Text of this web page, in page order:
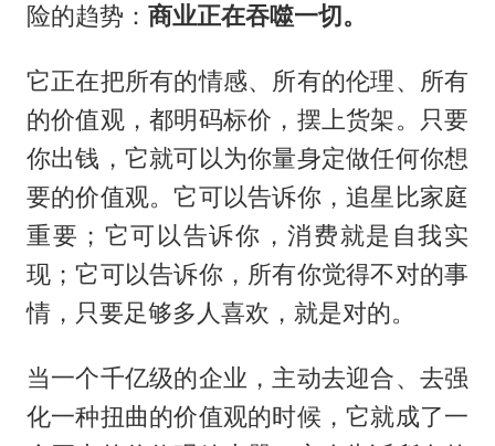
险的趋势： 商业正在吞噬一切。
它正在把所有的情感、所有的伦理、所有
的价值观，都明码标价，摆上货架。只要
你出钱，它就可以为你量身定做任何你想
要的价值观。它可以告诉你，追星比家庭
重要；它可以告诉你，消费就是自我实
现；它可以告诉你，所有你觉得不对的事
情，只要足够多人喜欢，就是对的。
当一个千亿级的企业，主动去迎合、去强
化一种扭曲的价值观的时候，它就成了一